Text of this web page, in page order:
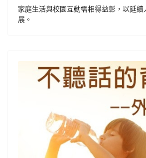
家庭生活與校園互動需相得益彰，以延續
展。